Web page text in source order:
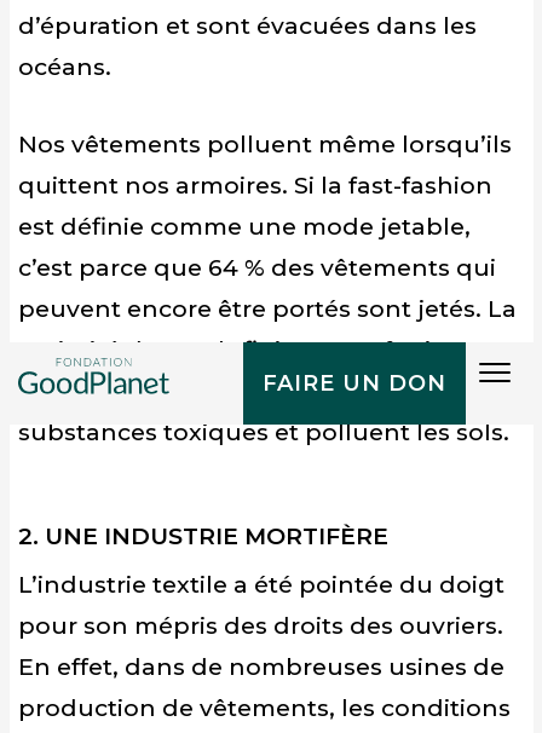
FAIRE UN DON
d’épuration et sont évacuées dans les
océans.
Nos vêtements polluent même lorsqu’ils
quittent nos armoires. Si la fast-fashion
est définie comme une mode jetable,
c’est parce que 64 % des vêtements qui
peuvent encore être portés sont jetés. La
majorité desquels finissent enfouis ou
incinérés, deux activités qui émettent des
substances toxiques et polluent les sols.
2. UNE INDUSTRIE MORTIFÈRE
L’industrie textile a été pointée du doigt
pour son mépris des droits des ouvriers.
En effet, dans de nombreuses usines de
production de vêtements, les conditions